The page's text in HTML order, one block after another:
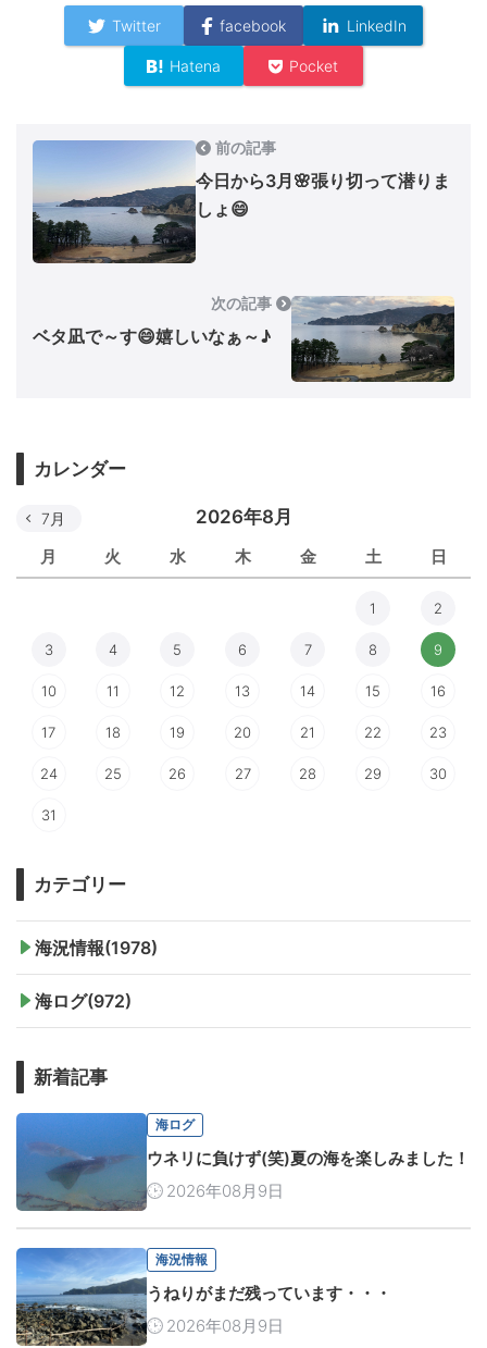
Twitter facebook LinkedIn
Hatena Pocket
前の記事
今日から3月🌸張り切って潜りま
しょ😄
次の記事
ベタ凪で～す😄嬉しいなぁ～♪
カレンダー
2026年8月
月 火 水 木 金 土 日
7月
1 2
3 4 5 6 7 8 9
10 11 12 13 14 15 16
17 18 19 20 21 22 23
24 25 26 27 28 29 30
31
カテゴリー
海況情報(1978)
海ログ(972)
新着記事
海ログ
ウネリに負けず(笑)夏の海を楽しみました！
2026年08月9日
海況情報
うねりがまだ残っています・・・
2026年08月9日